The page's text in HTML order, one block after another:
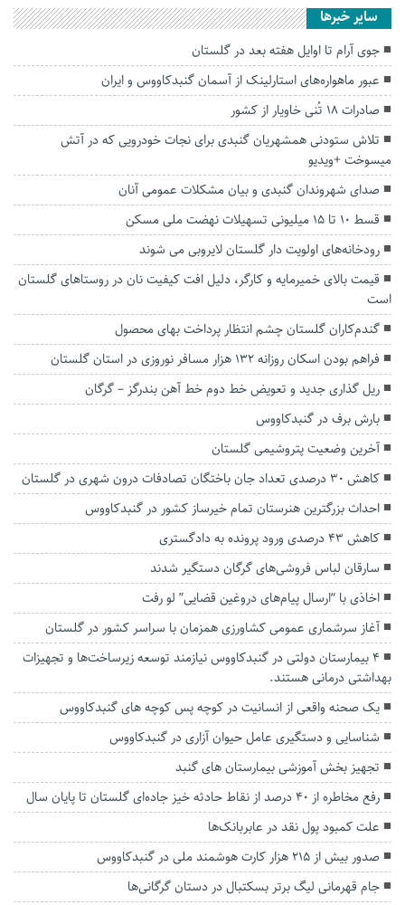
سایر خبرها
جوی آرام تا اوایل هفته بعد در گلستان
عبور ماهواره‌های استارلینک از آسمان گنبدکاووس و ایران
صادرات ۱۸ تُنی خاویار از کشور
تلاش ستودنی همشهریان گنبدی برای نجات خودرویی که در آتش
میسوخت +ویدیو
صدای شهروندان گنبدی و بیان مشکلات عمومی آنان
قسط ۱۰ تا ۱۵ میلیونی تسهیلات نهضت ملی مسکن
رودخانه‌های اولویت دار گلستان لایروبی می شوند
قیمت بالای خمیرمایه و کارگر، دلیل افت کیفیت نان در روستاهای گلستان
است
گندم‌کاران گلستان چشم انتظار پرداخت بهای محصول
فراهم بودن اسکان روزانه ۱۳۲ هزار مسافر نوروزی در استان گلستان
ریل گذاری جدید و تعویض خط دوم خط آهن بندرگز – گرگان
بارش برف در گنبدکاووس
آخرین وضعیت پتروشیمی گلستان
کاهش ۳۰ درصدی تعداد جان باختگان تصادفات درون شهری در گلستان
احداث بزرگترین هنرستان تمام خیرساز کشور در گنبدکاووس
کاهش ۴۳ درصدی ورود پرونده به دادگستری
سارقان لباس فروشی‌های گرگان دستگیر شدند
اخاذی با “ارسال پیام‌های دروغین قضایی” لو رفت
آغاز سرشماری عمومی کشاورزی همزمان با سراسر کشور در گلستان
۴ بیمارستان‌ دولتی در گنبدکاووس نیازمند توسعه زیرساخت‌ها و تجهیزات
بهداشتی درمانی هستند.
یک صحنه واقعی از انسانیت در کوچه پس کوچه های گنبدکاووس
شناسایی و دستگیری عامل حیوان آزاری در گنبدکاووس
تجهیز بخش آموزشی بیمارستان های گنبد
رفع مخاطره از ۴۰ درصد از نقاط حادثه خیز جاده‌ای گلستان تا پایان سال
علت کمبود پول نقد در عابربانک‌ها
صدور بیش از ۲۱۵ هزار کارت هوشمند ملی در گنبدکاووس
جام قهرمانی لیگ برتر بسکتبال در دستان گرگانی‌ها